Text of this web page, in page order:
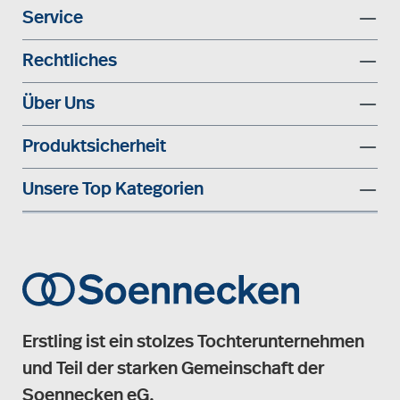
Service
Rechtliches
Über Uns
Produktsicherheit
Unsere Top Kategorien
Erstling ist ein stolzes Tochterunternehmen
und Teil der starken Gemeinschaft der
Soennecken eG.